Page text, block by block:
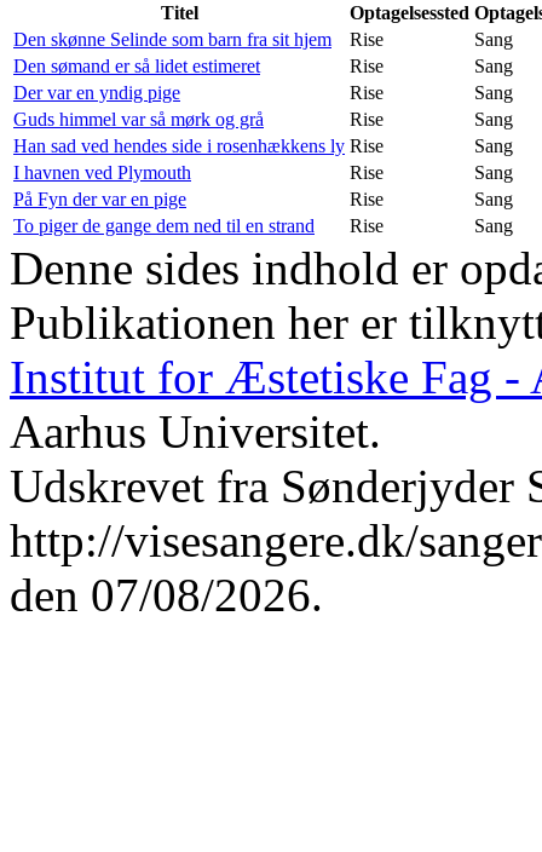
Titel Optagelsessted
Den skønne Selinde som barn fra sit hjem
Rise
Sang
Den sømand er så lidet estimeret
Rise
Sang
Der var en yndig pige
Rise
Sang
Guds himmel var så mørk og grå
Rise
Sang
Han sad ved hendes side i rosenhækkens ly Rise
Sang
I havnen ved Plymouth
Rise
Sang
På Fyn der var en pige
Rise
Sang
To piger de gange dem ned til en strand
Rise Sang
Denne sides indhold er
Publikationen her er
Institut for Æstetiske Fag -
Aarhus Universitet.
Udskrevet fra Sønderjyder
http://visesangere.dk/
den 07/08/2026.